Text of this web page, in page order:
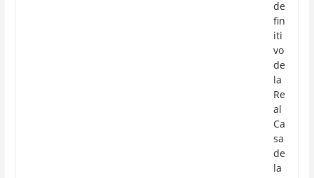
de
fin
iti
vo
de
la
Re
al
Ca
sa
de
la